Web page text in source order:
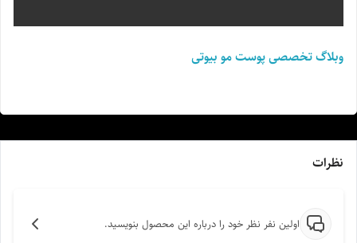
وبلاگ تخصصی پوست مو بیوتی
نظرات
اولین نفر نظر خود را درباره این محصول بنویسید.